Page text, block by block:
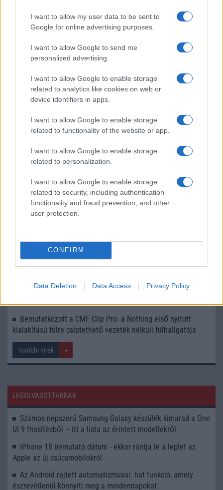
I want to allow my user data to be sent to
Google for online advertising purposes.
I want to allow Google to send me
personalized advertising.
I want to allow Google to enable storage
related to analytics like cookies on web or
device identifiers in apps.
I want to allow Google to enable storage
related to functionality of the website or app.
I want to allow Google to enable storage
related to personalization.
I want to allow Google to enable storage
related to security, including authentication
functionality and fraud prevention, and other
user protection.
CONFIRM
Data Deletion Data Access Privacy Policy
2024.11.02| Android Headlines
A Honor bejelentette a Magic 7 sorozatú okostelefonjait,
KAPCSOLÓDÓ HÍREK
A Telekom a legjobb Európában
hosszú szoftvertámogatással mutatkozott be a Samsung
Galaxy A27 5G
Újabb pletyka rengetheti meg az Android piacát: a OnePlus
mellett a realme jövője is bizonytalanná válhat
Egy korszaknak vége: a OnePlus hivatalosan is kivonul
Európából és Észak-Amerikából
Anker
Akár 19 nap egyetlen töltéssel: bemutatkozott a Nokia 123
Videós szelfivel is bejelentkezhetünk a Google-fiókba: új
Bemutatkozott a CMF Clip Pro: a Nothing első nyitott
kialakítású fülre csíptethető vezeték nélküli fülhallgatója
További hírek
LEGOLVASOTTABBAK
Számos népszerű Samsung Galaxy készülék kimarad a One
UI 9 frissítésből – itt a lista az érintett modellekről
iPhone 18 bemutató dátum - ekkor rántja le a leplet az
Apple az új csúcsmobilokról
Az Android rejtett automatizmusai: hat funkció, amely
észrevétlenül könnyíti meg a mindennapokat